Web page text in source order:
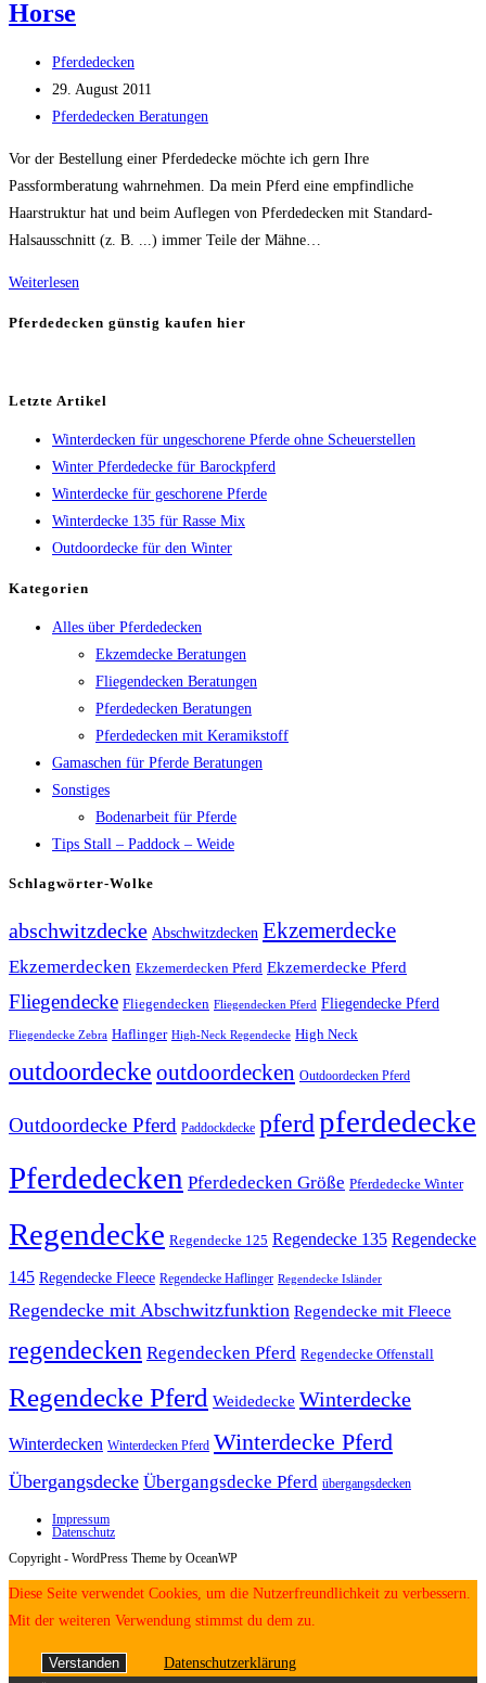
Horse
Beitrags-
Autor:
Pferdedecken
Beitrag
veröffentlicht:
29. August 2011
Beitrags-
Pferdedecken Beratungen
Vor der Bestellung einer Pferdedecke möchte ich gern Ihre
Passformberatung wahrnehmen. Da mein Pferd eine empfindliche
Haarstruktur hat und beim Auflegen von Pferdedecken mit Standard-
Halsausschnitt (z. B. ...) immer Teile der Mähne…
Weiterlesen
empfindliches
Pferdedecken günstig kaufen hier
Letzte Artikel
Winterdecken für ungeschorene Pferde ohne Scheuerstellen
Winter Pferdedecke für Barockpferd
Winterdecke für geschorene Pferde
Winterdecke 135 für Rasse Mix
Outdoordecke für den Winter
Kategorien
Alles über Pferdedecken
Ekzemdecke Beratungen
Fliegendecken Beratungen
Pferdedecken Beratungen
Pferdedecken mit Keramikstoff
Gamaschen für Pferde Beratungen
Sonstiges
Bodenarbeit für Pferde
Tips Stall – Paddock – Weide
Schlagwörter-Wolke
abschwitzdecke Abschwitzdecken Ekzemerdecke
Ekzemerdecken Ekzemerdecken Pferd Ekzemerdecke Pferd
Fliegendecke Fliegendecken Fliegendecken Pferd Fliegendecke Pferd
Fliegendecke Zebra Haflinger High-Neck Regendecke High Neck
outdoordecke outdoordecken Outdoordecken Pferd
Outdoordecke Pferd Paddockdecke pferdpferdedecke
Pferdedecken Pferdedecken Größe Pferdedecke Winter
Regendecke Regendecke 125 Regendecke 135 Regendecke
145 Regendecke Fleece Regendecke Haflinger Regendecke Isländer
Regendecke mit Abschwitzfunktion Regendecke mit Fleece
regendecken Regendecken Pferd Regendecke Offenstall
Regendecke Pferd Weidedecke Winterdecke
Winterdecken Winterdecken Pferd Winterdecke Pferd
Übergangsdecke Übergangsdecke Pferd übergangsdecken
Impressum
Datenschutz
Copyright - WordPress Theme by OceanWP
Diese Seite verwendet Cookies, um die Nutzerfreundlichkeit zu verbessern.
Mit der weiteren Verwendung stimmst du dem zu.
Verstanden
Datenschutzerklärung